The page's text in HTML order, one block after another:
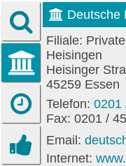
Deutsche
Filiale:
Heisingen
Heisinger
45259 Essen
Telefon: 0201
Fax: 0201 /
Email:
Internet: